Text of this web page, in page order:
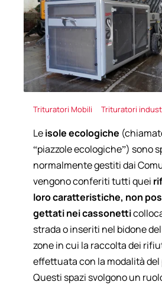
Trituratori Mobili Trituratori
Leisole ecologiche
“piazzole ecologiche”) sono
normalmente gestiti dai
vengono conferiti tutti quei
loro caratteristiche, non
gettati nei cassonetti
strada o inseriti nel bidone
zone in cui la raccolta dei
effettuata con la modalità del
Questi spazi svolgono un